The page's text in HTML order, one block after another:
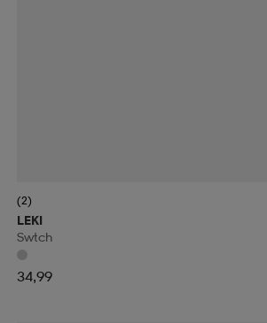
(2)
LEKI
Swtch
34,99